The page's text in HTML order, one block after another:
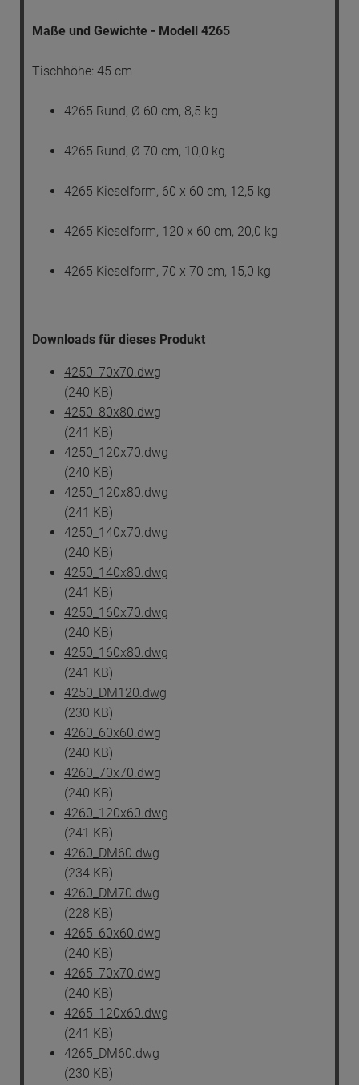
Maße und Gewichte - Modell 4265
Tischhöhe: 45 cm
4265 Rund, Ø 60 cm, 8,5 kg
4265 Rund, Ø 70 cm, 10,0 kg
4265 Kieselform, 60 x 60 cm, 12,5 kg
4265 Kieselform, 120 x 60 cm, 20,0 kg
4265 Kieselform, 70 x 70 cm, 15,0 kg
Downloads für dieses Produkt
4250_70x70.dwg
(240 KB)
4250_80x80.dwg
(241 KB)
4250_120x70.dwg
(240 KB)
4250_120x80.dwg
(241 KB)
4250_140x70.dwg
(240 KB)
4250_140x80.dwg
(241 KB)
4250_160x70.dwg
(240 KB)
4250_160x80.dwg
(241 KB)
4250_DM120.dwg
(230 KB)
4260_60x60.dwg
(240 KB)
4260_70x70.dwg
(240 KB)
4260_120x60.dwg
(241 KB)
4260_DM60.dwg
(234 KB)
4260_DM70.dwg
(228 KB)
4265_60x60.dwg
(240 KB)
4265_70x70.dwg
(240 KB)
4265_120x60.dwg
(241 KB)
4265_DM60.dwg
(230 KB)